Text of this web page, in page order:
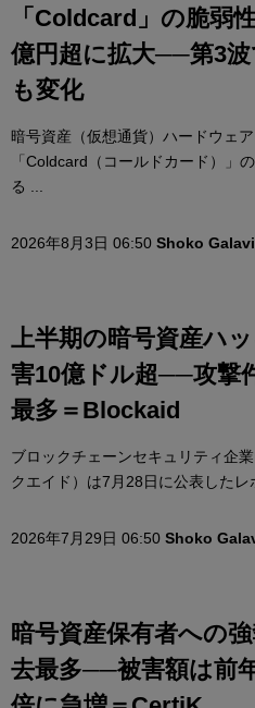
「Coldcard」の脆弱
億円超に拡大──第3
も変化
暗号資産（仮想通貨）ハードウェ
「Coldcard（コールドカード）」
る ...
2026年8月3日 06:50 Shoko
上半期の暗号資産ハ
害10億ドル超──攻撃
最多＝Blockaid
ブロックチェーンセキュリティ企
クエイド）は7月28日に公表したレ
2026年7月29日 06:50 Shoko
暗号資産保有者への
去最多──被害額は前